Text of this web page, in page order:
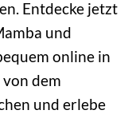
Entdecke jetzt
und
online in
dem
und erlebe